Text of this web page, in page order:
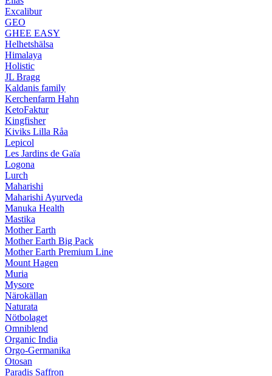
Excalibur
GEO
GHEE EASY
Helhetshälsa
Himalaya
Holistic
JL Bragg
Kaldanis family
Kerchenfarm Hahn
KetoFaktur
Kingfisher
Kiviks Lilla Råa
Lepicol
Les Jardins de Gaïa
Logona
Lurch
Maharishi
Maharishi Ayurveda
Manuka Health
Mastika
Mother Earth
Mother Earth Big Pack
Mother Earth Premium Line
Mount Hagen
Muria
Mysore
Närokällan
Naturata
Nötbolaget
Omniblend
Organic India
Orgo-Germanika
Otosan
Paradis Saffron